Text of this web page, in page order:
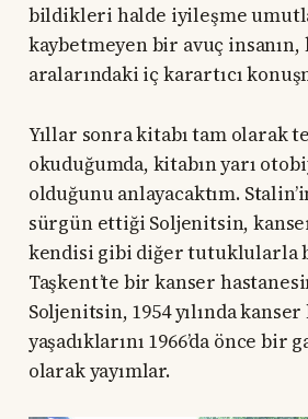
bildikleri halde iyileşme
kaybetmeyen bir avuç insanın,
aralarındaki iç karartıcı
Yıllar sonra kitabı tam olarak
okuduğumda, kitabın yarı
olduğunu anlayacaktım.
sürgün ettiği Soljenitsin,
kendisi gibi diğer tutuklularla
Taşkent’te bir kanser
Soljenitsin, 1954 yılında
yaşadıklarını 1966’da önce
olarak yayımlar.